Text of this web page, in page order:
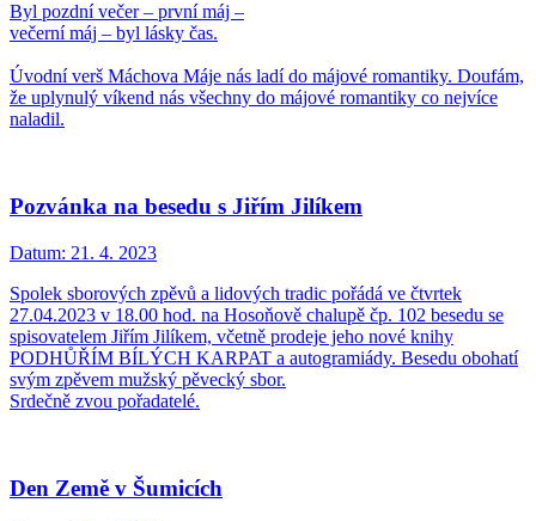
Byl pozdní večer – první máj –
večerní máj – byl lásky čas.
Úvodní verš Máchova Máje nás ladí do májové romantiky. Doufám,
že uplynulý víkend nás všechny do májové romantiky co nejvíce
naladil.
Pozvánka na besedu s Jiřím Jilíkem
Datum: 21. 4. 2023
Spolek sborových zpěvů a lidových tradic pořádá ve čtvrtek
27.04.2023 v 18.00 hod. na Hosoňově chalupě čp. 102 besedu se
spisovatelem Jiřím Jilíkem, včetně prodeje jeho nové knihy
PODHŮŘÍM BÍLÝCH KARPAT a autogramiády. Besedu obohatí
svým zpěvem mužský pěvecký sbor.
Srdečně zvou pořadatelé.
Den Země v Šumicích